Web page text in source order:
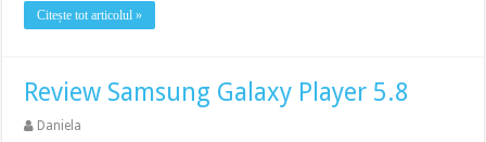
Citește tot articolul »
Review Samsung Galaxy Player 5.8
Daniela